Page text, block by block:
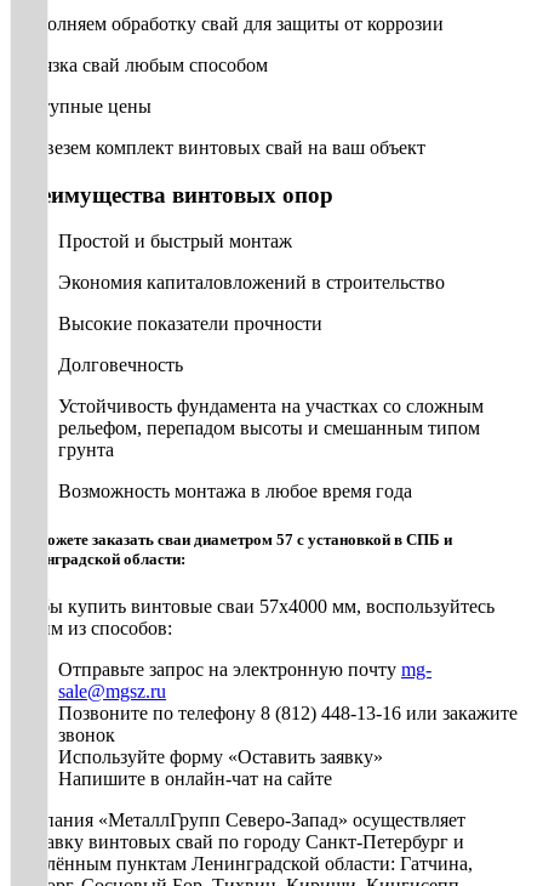
Выполняем обработку свай для защиты от коррозии
Обвязка свай любым способом
Доступные цены
Привезем комплект винтовых свай на ваш объект
Преимущества винтовых опор
Простой и быстрый монтаж
Экономия капиталовложений в строительство
Высокие показатели прочности
Долговечность
Устойчивость фундамента на участках со сложным
рельефом, перепадом высоты и смешанным типом
грунта
Возможность монтажа в любое время года
Вы можете заказать сваи диаметром 57 с установкой в СПБ и
Ленинградской области:
Чтобы купить винтовые сваи 57х4000 мм, воспользуйтесь
одним из способов:
Отправьте запрос на электронную почту mg-
sale@mgsz.ru
Позвоните по телефону 8 (812) 448-13-16 или закажите
звонок
Используйте форму «Оставить заявку»
Напишите в онлайн-чат на сайте
Компания «МеталлГрупп Северо-Запад» осуществляет
доставку винтовых свай по городу Санкт-Петербург и
населённым пунктам Ленинградской области: Гатчина,